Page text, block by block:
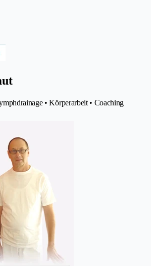
• Körperarbeit • Coaching